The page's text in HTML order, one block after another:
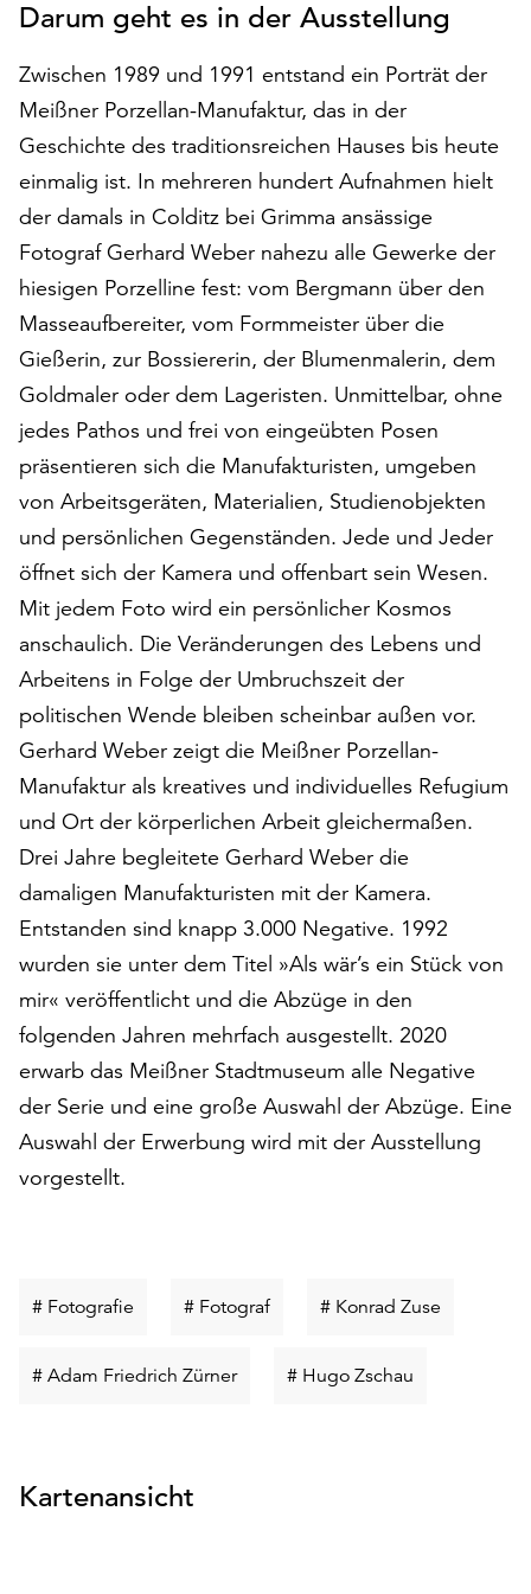
auf
akzeptieren“,
um
alle
Cookies
zu
akzeptieren.
Sie
können
Ihr
Einverständnis
jederzeit
ändern
und
widerrufen.
Dafür
steht
Ihnen
am
Ende
der
Seite
die
Schaltfläche
„Cookie-
Einstellungen“
zur
Verfügung.
Funktionale
Cookies
werden
auch
ohne
Einverständnis
weiterhin
ausgeführt.
Möchten
Sie
die
Cookies
die
Einstellungen
die
Informationen
Darum geht es in der Ausstellung
Zwischen 1989 und 1991 entstand ein Porträt der
Meißner Porzellan-Manufaktur, das in der
Geschichte des traditionsreichen Hauses bis heute
einmalig ist. In mehreren hundert Aufnahmen hielt
der damals in Colditz bei Grimma ansässige
Fotograf Gerhard Weber nahezu alle Gewerke der
hiesigen Porzelline fest: vom Bergmann über den
Masseaufbereiter, vom Formmeister über die
Gießerin, zur Bossiererin, der Blumenmalerin, dem
Goldmaler oder dem Lageristen. Unmittelbar, ohne
jedes Pathos und frei von eingeübten Posen
präsentieren sich die Manufakturisten, umgeben
von Arbeitsgeräten, Materialien, Studienobjekten
und persönlichen Gegenständen. Jede und Jeder
öffnet sich der Kamera und offenbart sein Wesen.
Mit jedem Foto wird ein persönlicher Kosmos
anschaulich. Die Veränderungen des Lebens und
Arbeitens in Folge der Umbruchszeit der
politischen Wende bleiben scheinbar außen vor.
Gerhard Weber zeigt die Meißner Porzellan-
Manufaktur als kreatives und individuelles Refugium
und Ort der körperlichen Arbeit gleichermaßen.
Drei Jahre begleitete Gerhard Weber die
damaligen Manufakturisten mit der Kamera.
Entstanden sind knapp 3.000 Negative. 1992
wurden sie unter dem Titel »Als wär’s ein Stück von
mir« veröffentlicht und die Abzüge in den
folgenden Jahren mehrfach ausgestellt. 2020
erwarb das Meißner Stadtmuseum alle Negative
der Serie und eine große Auswahl der Abzüge. Eine
Auswahl der Erwerbung wird mit der Ausstellung
vorgestellt.
# Fotografie Schlüsselwort
# FotografSchlüsselwort
# Konrad Zuse
# Adam Friedrich ZürnerSchlüsselwort
# Hugo Zschau
Kartenansicht